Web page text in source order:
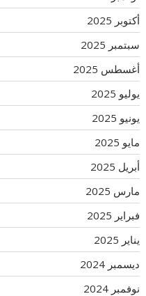
أكتوبر 2025
سبتمبر 2025
أغسطس 2025
يوليو 2025
يونيو 2025
مايو 2025
أبريل 2025
مارس 2025
فبراير 2025
يناير 2025
ديسمبر 2024
نوفمبر 2024